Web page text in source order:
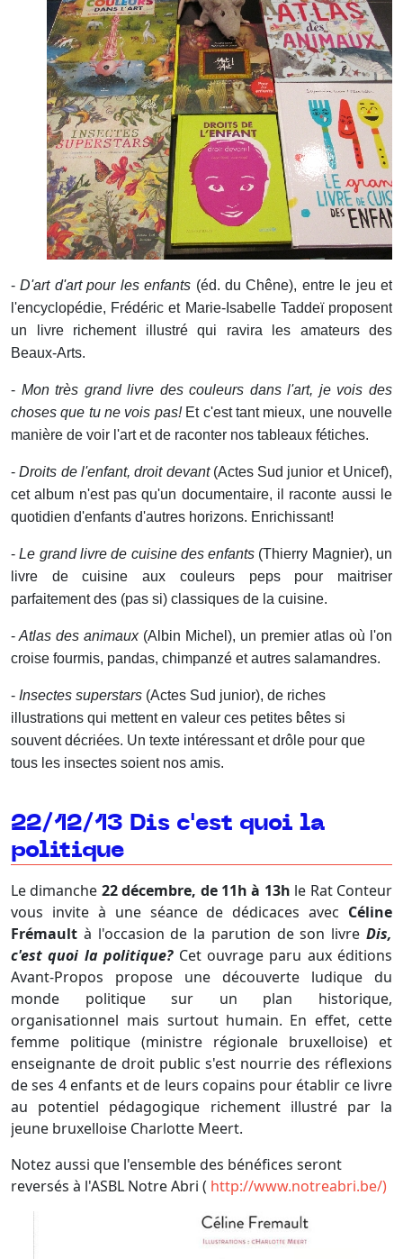
-D'art d'art pour les enfants (éd. du Chêne), entre le jeu et
l'encyclopédie, Frédéric et Marie-Isabelle Taddeï proposent
un livre richement illustré qui ravira les amateurs des
Beaux-Arts.
- Mon très grand livre des couleurs dans l'art, je vois des
choses que tu ne vois pas! Et c'est tant mieux, une nouvelle
manière de voir l'art et de raconter nos tableaux fétiches.
- Droits de l'enfant, droit devant (Actes Sud junior et Unicef),
cet album n'est pas qu'un documentaire, il raconte aussi le
quotidien d'enfants d'autres horizons. Enrichissant!
-Le grand livre de cuisine des enfants (Thierry Magnier), un
livre de cuisine aux couleurs peps pour maitriser
parfaitement des (pas si) classiques de la cuisine.
- Atlas des animaux (Albin Michel), un premier atlas où l'on
croise fourmis, pandas, chimpanzé et autres salamandres.
- Insectes superstars (Actes Sud junior), de riches
illustrations qui mettent en valeur ces petites bêtes si
souvent décriées. Un texte intéressant et drôle pour que
tous les insectes soient nos amis.
22/12/13 Dis c'est quoi la
politique
Le dimanche 22 décembre, de 11h à 13h le Rat Conteur
vous invite à une séance de dédicaces avec Céline
Frémault à l'occasion de la parution de son livre Dis,
c'est quoi la politique?Cet ouvrage paru aux éditions
Avant-Propos propose une découverte ludique du
monde politique sur un plan historique,
organisationnel mais surtout humain. En effet, cette
femme politique (ministre régionale bruxelloise) et
enseignante de droit public s'est nourrie des réflexions
de ses 4 enfants et de leurs copains pour établir ce livre
au potentiel pédagogique richement illustré par la
jeune bruxelloise Charlotte Meert.
Notez aussi que l'ensemble des bénéfices seront
reversés à l'ASBL Notre Abri ( http://www.notreabri.be/)